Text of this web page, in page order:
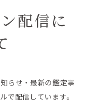
配信に
らせ・最新の鑑定事
で配信しています。